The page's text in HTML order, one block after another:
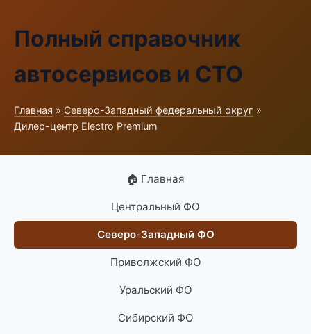
Полный справочник
автосервисов и СТО
Главная » Северо-Западный федеральный округ »
Дилер-центр Electro Premium
🏠 Главная
Центральный ФО
Северо-Западный ФО
Приволжский ФО
Уральский ФО
Сибирский ФО